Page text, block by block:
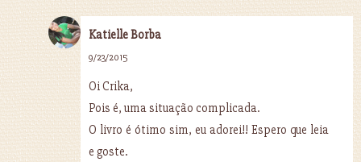
Katielle Borba
9/23/2015
Oi Crika,
Pois é, uma situação complicada.
O livro é ótimo sim, eu adorei!! Espero que leia
e goste.